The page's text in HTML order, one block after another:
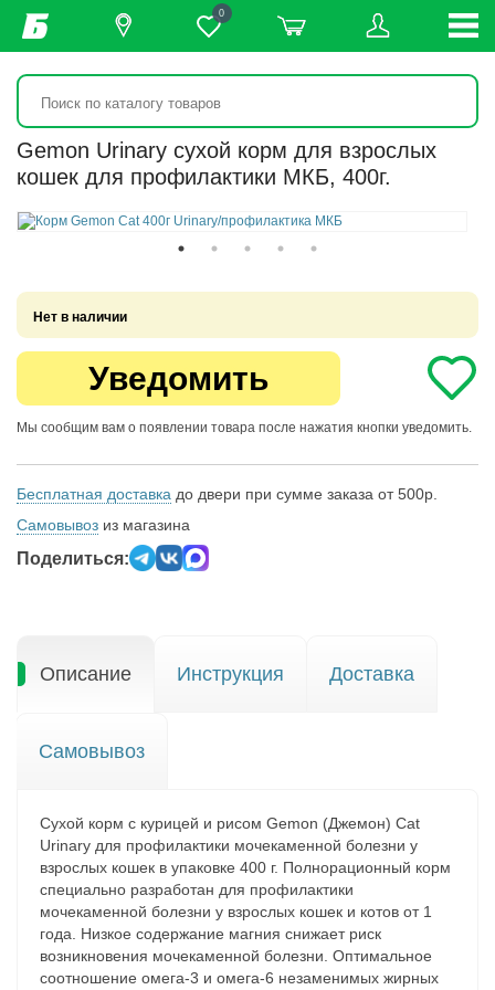
0
Gemon Urinary сухой корм для взрослых
кошек для профилактики МКБ, 400г.
Нет в наличии
Уведомить
Мы сообщим вам о появлении товара после нажатия кнопки уведомить.
Бесплатная доставка до двери при сумме заказа от 500р.
Самовывоз из магазина
Поделиться:
Описание Инструкция Доставка
Самовывоз
Сухой корм с курицей и рисом Gemon (Джемон) Cat
Urinary для профилактики мочекаменной болезни у
взрослых кошек в упаковке 400 г. Полнорационный корм
специально разработан для профилактики
мочекаменной болезни у взрослых кошек и котов от 1
года. Низкое содержание магния снижает риск
возникновения мочекаменной болезни. Оптимальное
соотношение омега-3 и омега-6 незаменимых жирных